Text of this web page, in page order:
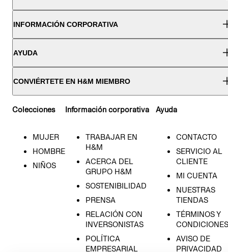
INFORMACIÓN CORPORATIVA
AYUDA
CONVIÉRTETE EN H&M MIEMBRO
Colecciones
MUJER
HOMBRE
NIÑOS
Información corporativa
TRABAJAR EN
H&M
ACERCA DEL
GRUPO H&M
SOSTENIBILIDAD
PRENSA
RELACIÓN CON
INVERSONISTAS
POLÍTICA
EMPRESARIAL
Ayuda
CONTACTO
SERVICIO AL
CLIENTE
MI CUENTA
NUESTRAS
TIENDAS
TÉRMINOS Y
CONDICIONES
AVISO DE
PRIVACIDAD